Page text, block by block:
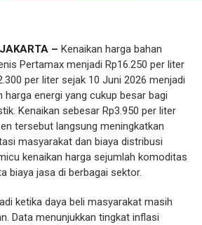
– Kenaikan harga bahan
Pertamax menjadi Rp16.250 per liter
per liter sejak 10 Juni 2026 menjadi
energi yang cukup besar bagi
Kenaikan sebesar Rp3.950 per liter
tersebut langsung meningkatkan
masyarakat dan biaya distribusi
kenaikan harga sejumlah komoditas
biaya jasa di berbagai sektor.
ketika daya beli masyarakat masih
Data menunjukkan tingkat inflasi